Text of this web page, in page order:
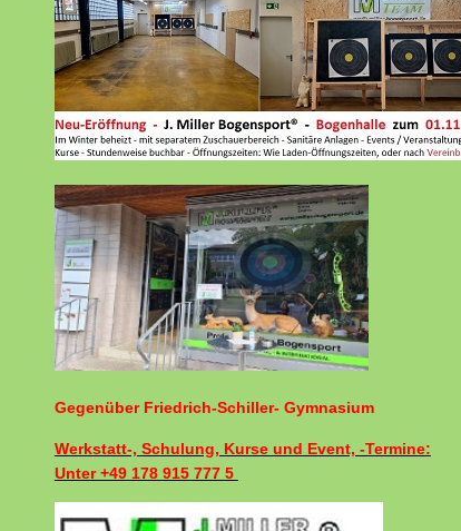
Gegenüber Friedrich-Schiller- Gymnasium
Werkstatt-, Schulung, Kurse und Event, -Termine:
Unter +49 178 915 777 5